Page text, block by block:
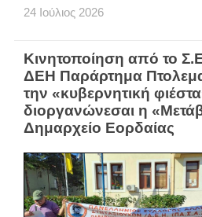
24 Ιούλιος 2026
Κινητοποίηση από το
ΔΕΗ Παράρτημα
την «κυβερνητική
διοργανώνεσαι η
Δημαρχείο Εορδαίας